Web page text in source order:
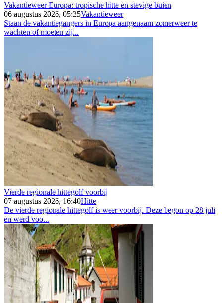
Vakantieweer Europa: tropische hitte en stevige buien
06 augustus 2026, 05:25Vakantieweer
Staan de vakantiegangers in Europa aangenaam zomerweer te
wachten of moeten zij...
Vierde regionale hittegolf voorbij
07 augustus 2026, 16:40Hitte
De vierde regionale hittegolf is weer voorbij. Deze begon op 28 juli
en werd voo...